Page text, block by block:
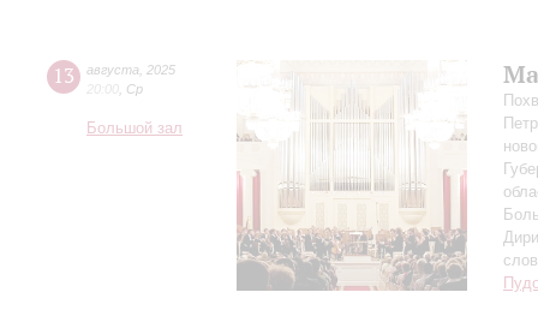
13 августа
2025
20:00 Ср
Большой зал